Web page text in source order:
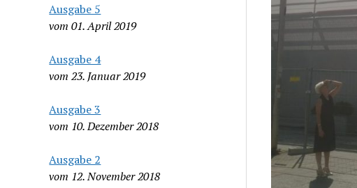
Ausgabe 5
vom 01. April 2019
Ausgabe 4
vom 23. Januar 2019
Ausgabe 3
vom 10. Dezember 2018
Ausgabe 2
vom 12. November 2018